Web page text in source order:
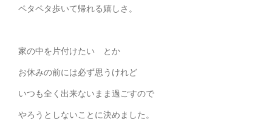
ペタペタ歩いて帰れる嬉しさ。
家の中を片付けたい とか
お休みの前には必ず思うけれど
いつも全く出来ないまま過ごすので
やろうとしないことに決めました。